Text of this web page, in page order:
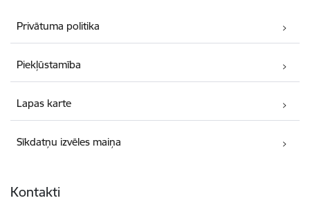
Privātuma politika
Piekļūstamība
Lapas karte
Sīkdatņu izvēles maiņa
Kontakti